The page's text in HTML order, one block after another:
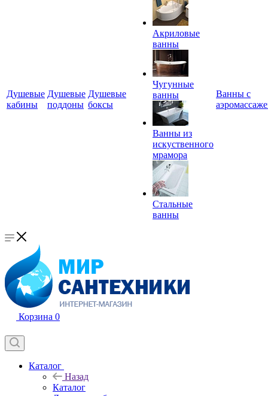
Душевые
кабины
Душевые
поддоны
Душевые
боксы
Акриловые
ванны
Чугунные
ванны
Ванны из
искуственного
мрамора
Стальные
ванны
Ванны с
Корзина 0
Каталог
Назад
Каталог